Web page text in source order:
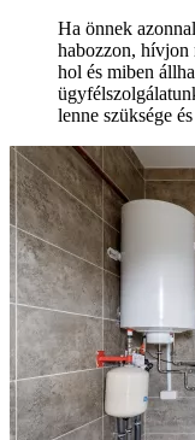
Ha önnek
habozzon, hívjon
hol és miben
lenne szüksége